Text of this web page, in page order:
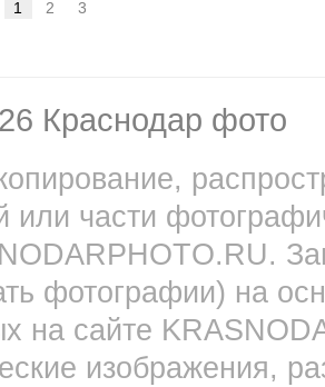
1 2 3
Краснодар фото
или части
фотографии) на
на сайте
изображения,